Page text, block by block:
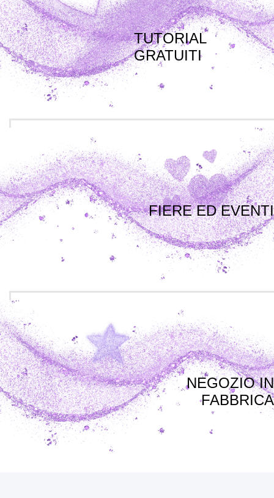
TUTORIAL
GRATUITI
FIERE ED EVENTI
NEGOZIO IN
FABBRICA